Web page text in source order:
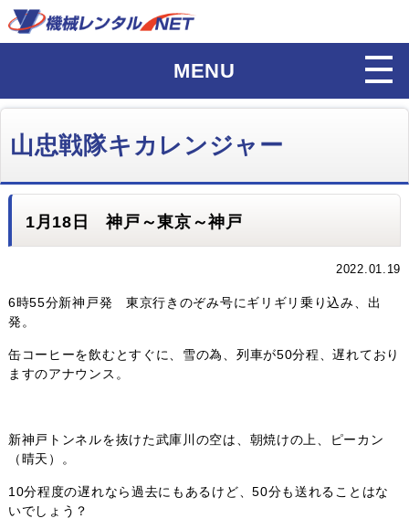
MENU
山忠戦隊キカレンジャー
1月18日 神戸～東京～神戸
2022.01.19
6時55分新神戸発 東京行きのぞみ号にギリギリ乗り込み、出
発。
缶コーヒーを飲むとすぐに、雪の為、列車が50分程、遅れており
ますのアナウンス。
新神戸トンネルを抜けた武庫川の空は、朝焼けの上、ピーカン
（晴天）。
10分程度の遅れなら過去にもあるけど、50分も送れることはな
いでしょう？